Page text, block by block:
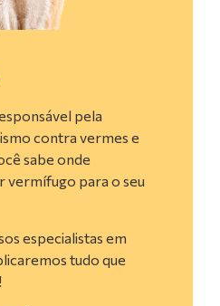
pela
contra vermes e
sabe onde
para o seu
especialistas em
tudo que